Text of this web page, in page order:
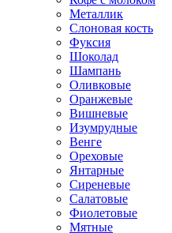
Металлик
Слоновая кость
Фуксия
Шоколад
Шампань
Оливковые
Оранжевые
Вишневые
Изумрудные
Венге
Ореховые
Янтарные
Сиреневые
Салатовые
Фиолетовые
Мятные